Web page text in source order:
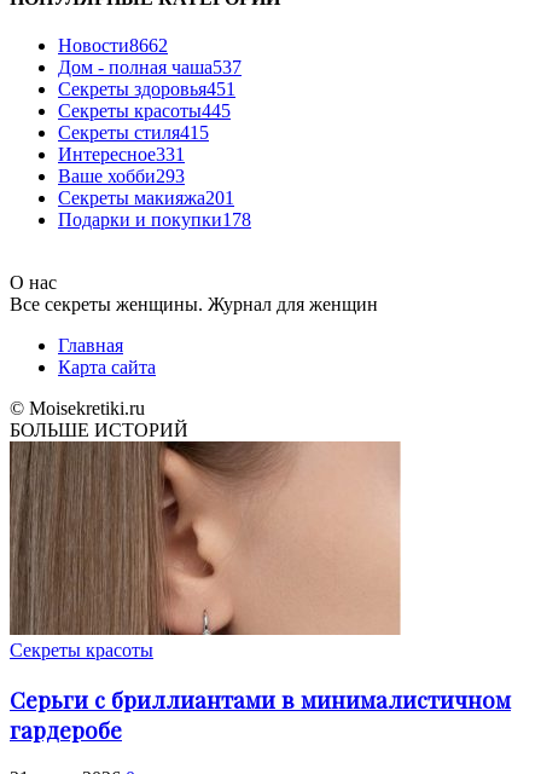
Новости8662
Дом - полная чаша537
Cекреты здоровья451
Секреты красоты445
Секреты стиля415
Интересное331
Ваше хобби293
Секреты макияжа201
Подарки и покупки178
О нас
Все секреты женщины. Журнал для женщин
Главная
Карта сайта
© Moisekretiki.ru
БОЛЬШЕ ИСТОРИЙ
Секреты красоты
Серьги с бриллиантами в минималистичном
гардеробе